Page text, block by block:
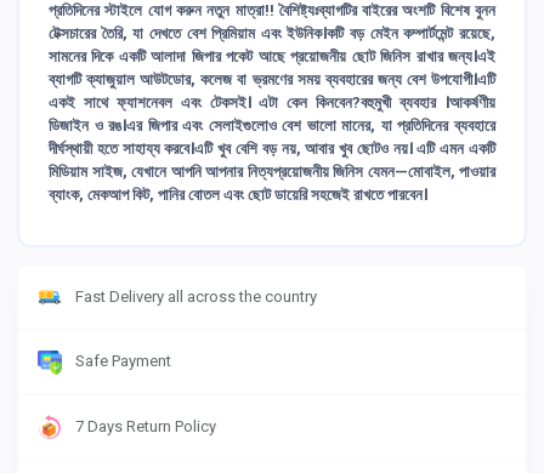
প্রতিদিনের স্টাইলে যোগ করুন নতুন মাত্রা!! বৈশিষ্ট্যঃব্যাগটির বাইরের অংশটি বিশেষ বুনন
টেক্সচারের তৈরি, যা দেখতে বেশ প্রিমিয়াম এবং ইউনিক।কটি বড় মেইন কম্পার্টমেন্ট রয়েছে,
সামনের দিকে একটি আলাদা জিপার পকেট আছে প্রয়োজনীয় ছোট জিনিস রাখার জন্য।এই
ব্যাগটি ক্যাজুয়াল আউটডোর, কলেজ বা ভ্রমণের সময় ব্যবহারের জন্য বেশ উপযোগী।এটি
একই সাথে ফ্যাশনেবল এবং টেকসই। এটা কেন কিনবেন?বহুমুখী ব্যবহার ।আকর্ষণীয়
ডিজাইন ও রঙ।এর জিপার এবং সেলাইগুলোও বেশ ভালো মানের, যা প্রতিদিনের ব্যবহারে
দীর্ঘস্থায়ী হতে সাহায্য করবে।এটি খুব বেশি বড় নয়, আবার খুব ছোটও নয়। এটি এমন একটি
মিডিয়াম সাইজ, যেখানে আপনি আপনার নিত্যপ্রয়োজনীয় জিনিস যেমন—মোবাইল, পাওয়ার
ব্যাংক, মেকআপ কিট, পানির বোতল এবং ছোট ডায়েরি সহজেই রাখতে পারবেন।
Fast Delivery all across the country
Safe Payment
7 Days Return Policy